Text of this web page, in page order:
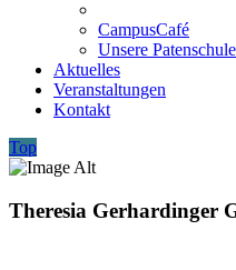
CampusCafé
Unsere Patenschule
Aktuelles
Veranstaltungen
Kontakt
Top
Theresia Gerhardinger